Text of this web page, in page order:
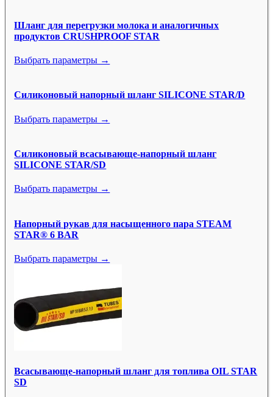
Шланг для перегрузки молока и аналогичных
продуктов CRUSHPROOF STAR
Выбрать параметры →
Силиконовый напорный шланг SILICONE STAR/D
Выбрать параметры →
Силиконовый всасывающе-напорный шланг
SILICONE STAR/SD
Выбрать параметры →
Напорный рукав для насыщенного пара STEAM
STAR® 6 BAR
Выбрать параметры →
Всасывающе-напорный шланг для топлива OIL STAR
SD